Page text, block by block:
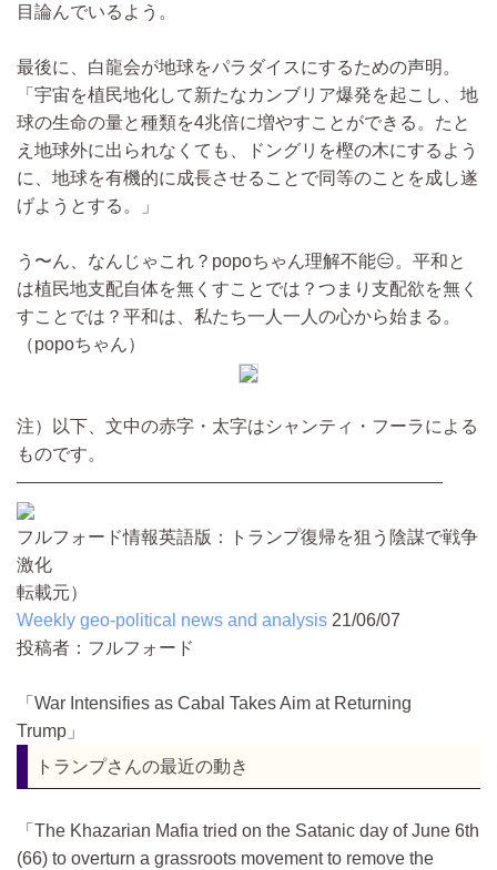
目論んでいるよう。
最後に、白龍会が地球をパラダイスにするための声明。
「宇宙を植民地化して新たなカンブリア爆発を起こし、地
球の生命の量と種類を4兆倍に増やすことができる。たと
え地球外に出られなくても、ドングリを樫の木にするよう
に、地球を有機的に成長させることで同等のことを成し遂
げようとする。」
う〜ん、なんじゃこれ？popoちゃん理解不能😑。平和と
は植民地支配自体を無くすことでは？つまり支配欲を無く
すことでは？平和は、私たち一人一人の心から始まる。
（popoちゃん）
注）以下、文中の赤字・太字はシャンティ・フーラによる
ものです。
————————————————————————
フルフォード情報英語版：トランプ復帰を狙う陰謀で戦争
激化
転載元）
Weekly geo-political news and analysis 21/06/07
投稿者：フルフォード
War Intensifies as Cabal Takes Aim at Returning
Trump
トランプさんの最近の動き
The Khazarian Mafia tried on the Satanic day of June 6th
(66) to overturn a grassroots movement to remove the